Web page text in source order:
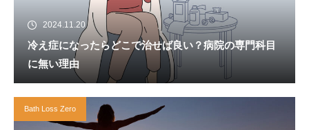
2024.11.20
冷え症になったらどこで治せば良い？病院の専門科目
に無い理由
Bath Loss Zero